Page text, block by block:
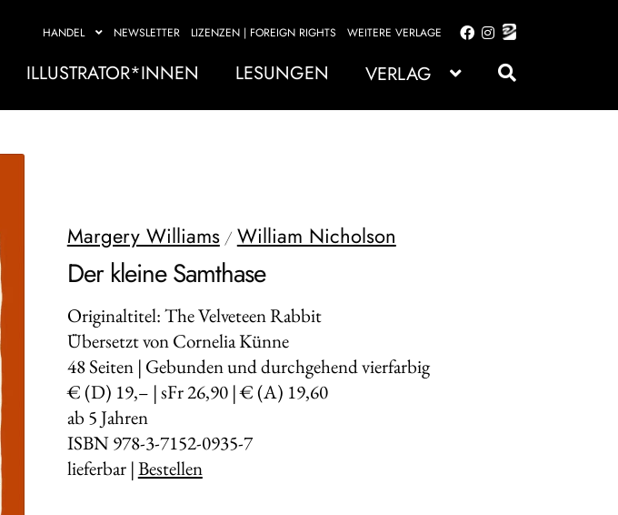
HANDEL NEWSLETTER LIZENZEN | FOREIGN RIGHTS WEITERE VERLAGE
Zur
springen
Zum
springen
ILLUSTRATOR*INNEN LESUNGEN VERLAG
Margery Williams/ William Nicholson
Der kleine Samthase
Originaltitel: The Velveteen Rabbit
Übersetzt von Cornelia Künne
48Seiten | Gebunden und durchgehend vierfarbig
€ (D) 19,– | sFr 26,90 | € (A) 19,60
ab 5 Jahren
ISBN 978-3-7152-0935-7
lieferbar |Bestellen